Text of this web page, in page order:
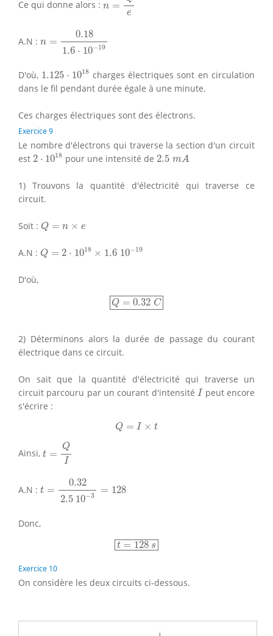
Ce qui donne alors : n =
e
A.N : n =
0.18
1.6 ⋅ 10−19
1.6⋅10
D'où, 1.125 ⋅ 1018
1.125 1018 charges électriques sont en circulation
dans le fil pendant durée égale à une minute.
Ces charges électriques sont des électrons.
Exercice 9
Le nombre d'électrons qui traverse la section d'un circuit
est 2 ⋅ 1018
2⋅1018pour une intensité de 2.5 mA
2.5 m A
1) Trouvons la quantité d'électricité qui traverse ce
circuit.
Soit : Q = n × e
Q ×e
A.N : Q = 2 ⋅ 1018 × 1.6 10−19
Q ⋅1018× 1.6 10−19
D'où,
Q = 0.32 C
Q=0.32C
2) Déterminons alors la durée de passage du courant
électrique dans ce circuit.
On sait que la quantité d'électricité qui traverse un
circuit parcouru par un courant d'intensitéIIpeut encore
s'écrire :
Q = I × t
I×t
Ainsi, t =
Q
I
I
A.N : t =
0.32
2.5 10−3 = 128
0.322.5
Donc,
t = 128 s
t=128s
Exercice 10
On considère les deux circuits ci-dessous.